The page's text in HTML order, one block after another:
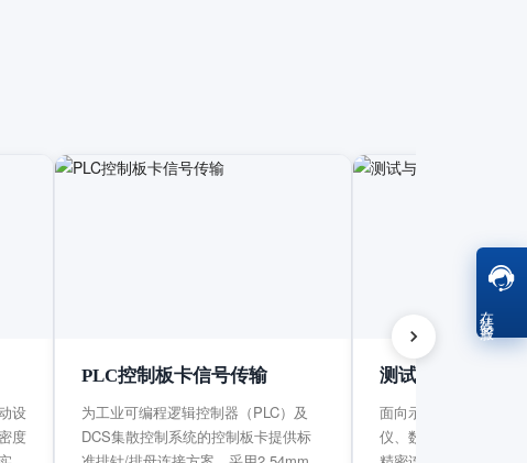
设
度
PLC控制板卡信号传输
为工业可编程逻辑控制器（PLC）及
DCS集散控制系统的控制板卡提供标
测试与测量设备
面向示波器、信号发
仪、数据采集卡等电
在线客服